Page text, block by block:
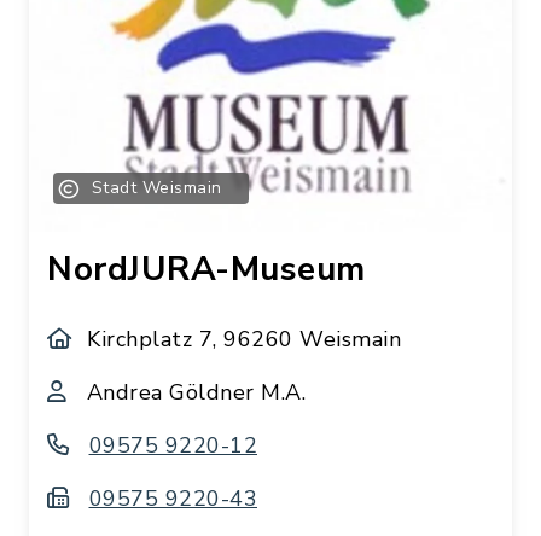
Stadt Weismain
NordJURA-Museum
Kirchplatz 7, 96260 Weismain
Andrea Göldner M.A.
09575 9220-12
09575 9220-43